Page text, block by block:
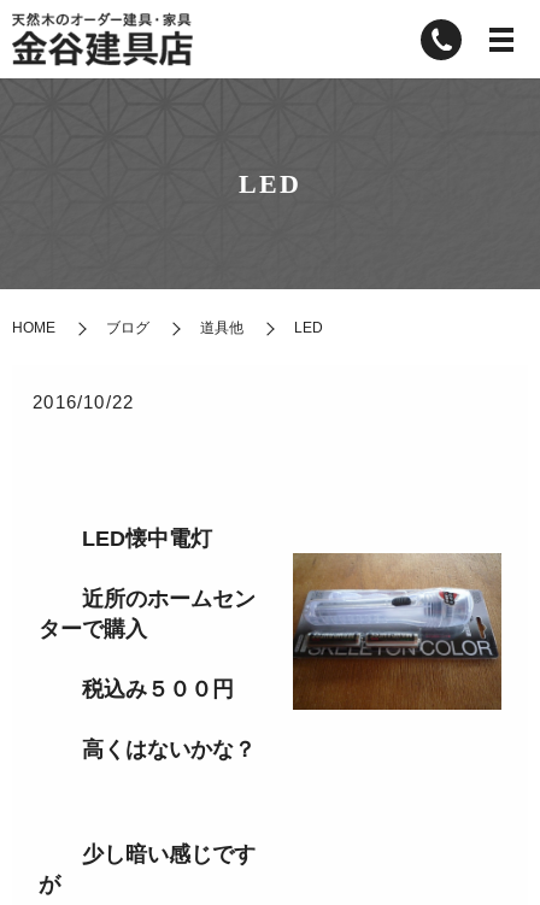
LED
HOME ブログ 道具他 LED
2016/10/22
LED懐中電灯
近所のホームセン
ターで購入
税込み５００円
高くはないかな？
少し暗い感じです
が